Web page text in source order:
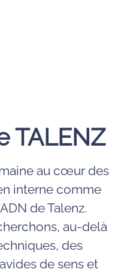
TALENZ
au cœur des
interne comme
de Talenz.
au-delà
des
de sens et